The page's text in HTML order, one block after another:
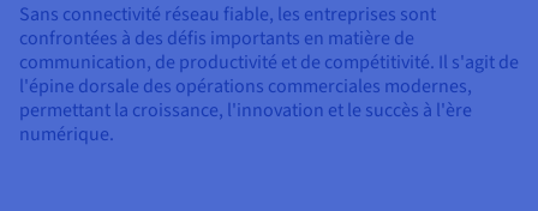
Sans connectivité réseau fiable, les entreprises sont
confrontées à des défis importants en matière de
communication, de productivité et de compétitivité. Il s'agit de
l'épine dorsale des opérations commerciales modernes,
permettant la croissance, l'innovation et le succès à l'ère
numérique.